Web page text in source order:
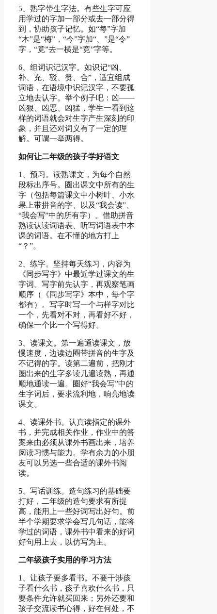
5、熟字带生字法。有些生字可应
用学过的字加一部分或去一部分得
到，协助孩子记忆。如“每”字加
“木”是“梅”，“今”字加“、”是“令”
字，“竟”去一横是“竞”字等。
6、组词识记汉字。如识记“凶、
补、充、驳、赞、合”，适宜组成
词语，在语境中识记汉字，不要孤
立地去认字。举个例子吧：凶――
凶狠、凶恶、凶猛，学生一看到这
样的词语就会对生字产生深刻的印
象，并且还对词义有了一定的理
解。可谓一举两得。
如何让二年级的孩子学好语文
1、预习。读熟课文，为每个自然
段标出序号。圈出课文中所有的生
字（包括每篇课文中小树叶、小水
果上带拼音的字、以及“我会读”、
“我会写”中的所有字）。借助拼音
熟读认读词语表、听写词语表中本
课的词语。在不懂的地方打上
“？”。
2、练字。坚持每天练习，内容为
《同步写字》中最近学过课文的生
字词。写字前先认字，再观察笔画
顺序（《同步写字》本中，每个字
都有）。写字时写一个与样字对比
一个，先看对不对，再看好不好，
确保一个比一个写得好。
3、读课文。第一遍通读课文，放
慢速度，边读边圈带拼音的生字及
不记得的字。读第二遍前，把刚才
圈出来的生字多读几遍读熟，再通
顺地通读一遍。圈好“我会写”中的
生字词后，要求流利地，响亮地读
课文。
4、读课外书。认真读指定的课外
书，并完成相关作业，作业中的答
案来由必须从课外书画出来，培养
阅读习惯与能力。学有余力的小朋
友可以另选一些合适的课外书阅
读。
5、写话训练。造句练习的基础要
打好，二年级的造句要求有所提
高，能用上一些好词写出好句。前
半个学期要求学会写几句话，能将
学过的词语，课外书中看来的好词
好句用上去，以仿写为主。
二年级孩子实用的学习方法
1、让孩子要多看书。不要干涉孩
子看什么书，孩子喜欢什么书，只
要条件允许就买回来；另外还要和
孩子交流读书心得，好在何处，不